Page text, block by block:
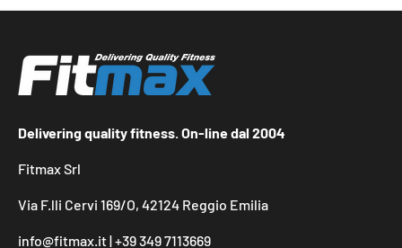
Delivering quality fitness. On-line dal 2004
Fitmax Srl
Via F.lli Cervi 169/O, 42124 Reggio Emilia
info@fitmax.it | +39 349 7113669